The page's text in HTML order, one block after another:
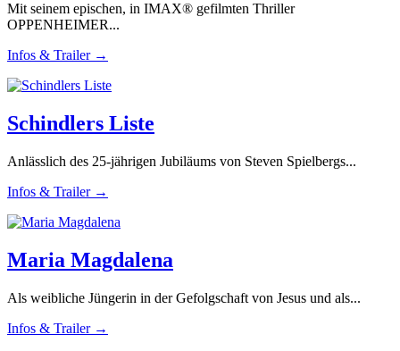
Mit seinem epischen, in IMAX® gefilmten Thriller
OPPENHEIMER...
Infos & Trailer →
Schindlers Liste
Anlässlich des 25-jährigen Jubiläums von Steven Spielbergs...
Infos & Trailer →
Maria Magdalena
Als weibliche Jüngerin in der Gefolgschaft von Jesus und als...
Infos & Trailer →